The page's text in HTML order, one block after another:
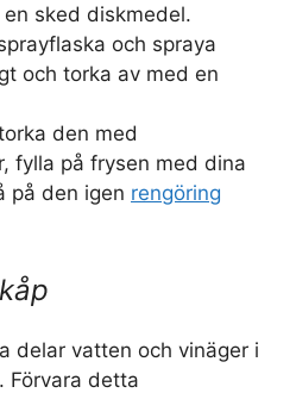
sked diskmedel.
och spraya
och torka av med en
den med
fylla på frysen med dina
på den igen rengöring
delar vatten och vinäger i
Förvara detta